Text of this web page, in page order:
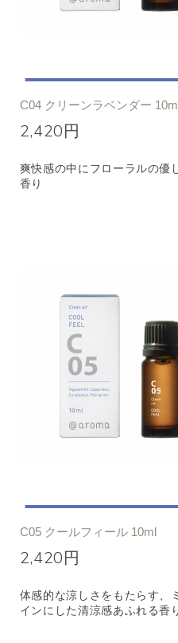
C04 クリーンラベンダー
2,420円
爽快感の中にフローラルの優
香り
C05 クールフィール 10ml
2,420円
体感的な涼しさをもたらす、
インにした清涼感あふれる香